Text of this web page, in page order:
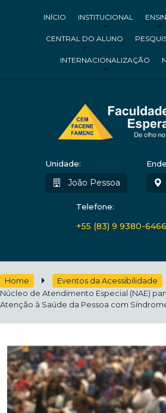
INÍCIO INSTITUCIONAL
CENTRAL DO ALUNO
INTERNACIONALIZAÇÃO
Unidade:
João Pessoa
Telefone:
+55 (83) 9 9380-6466
Home Eventos da Acessibilidade
Núcleo de Atendimento Especial (NAE)
Atenção à Saúde da Pessoa com